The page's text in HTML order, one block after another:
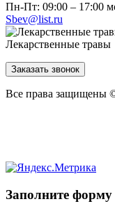
Пн-Пт: 09:00 – 17:00
Sbev@list.ru
Лекарственные травы
Заказать звонок
Все права защищены
Заполните форму